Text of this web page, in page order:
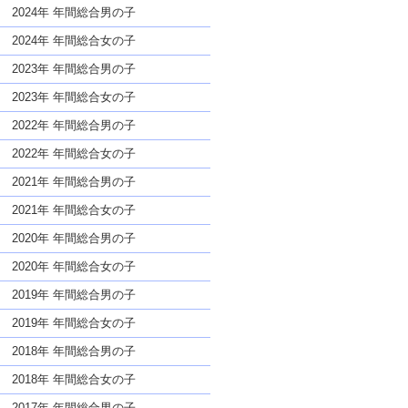
名前であっても奇抜すぎない
2024年 年間総合男の子
2024年 年間総合女の子
2023年 年間総合男の子
2023年 年間総合女の子
2022年 年間総合男の子
2022年 年間総合女の子
2021年 年間総合男の子
2021年 年間総合女の子
2020年 年間総合男の子
2020年 年間総合女の子
2019年 年間総合男の子
2019年 年間総合女の子
2018年 年間総合男の子
2018年 年間総合女の子